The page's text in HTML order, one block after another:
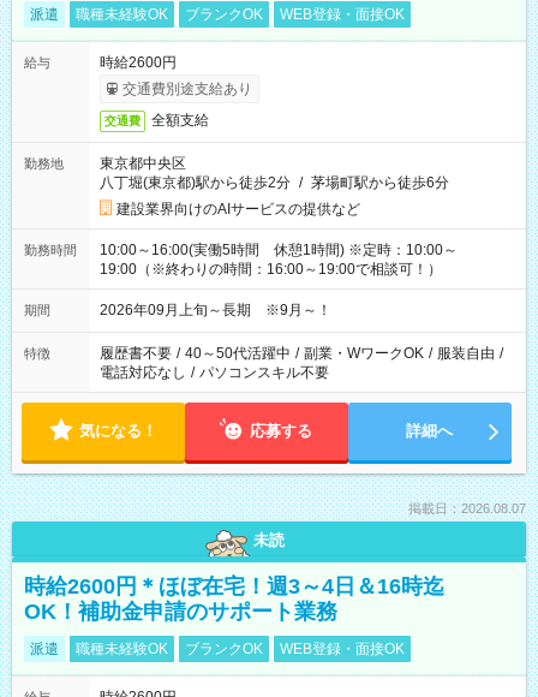
派遣 職種未経験OK ブランクOK WEB登録・面接OK
給与
時給2600円
交通費別途支給あり
交通費 全額支給
勤務地
東京都中央区
八丁堀(東京都)駅から徒歩2分 / 茅場町駅から徒歩6分
建設業界向けのAIサービスの提供など
勤務時間
10:00～16:00(実働5時間 休憩1時間) ※定時：10:00～
19:00（※終わりの時間：16:00～19:00で相談可！）
期間 2026年09月上旬～長期 ※9月～！
特徴 履歴書不要 / 40～50代活躍中 / 副業・WワークOK / 服装自由 /
電話対応なし / パソコンスキル不要
気になる！ 応募する 詳細へ
掲載日：2026.08.07
未読
時給2600円＊ほぼ在宅！週3～4日＆16時迄
OK！補助金申請のサポート業務
派遣 職種未経験OK ブランクOK WEB登録・面接OK